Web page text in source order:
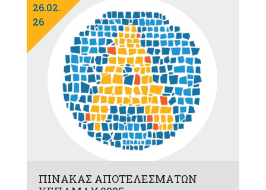
26.02.
26
ΠΙΝΑΚΑΣ ΑΠΟΤΕΛΕΣΜΑΤΩΝ